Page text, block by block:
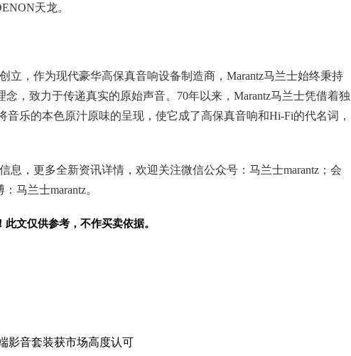
天龙。
立，作为现代豪华高保真音响设备制造商，Marantz马兰士始终秉持
，致力于传递真实的原始声音。70年以来，Marantz马兰士凭借着独
乐的本色原汁原味的呈现，使它成了高保真音响和Hi-Fi的代名词，
息，更多全新资讯详情，欢迎关注微信公众号：马兰士marantz；会
马兰士marantz。
文仅供参考，不作买卖依据。
影音套装获市场高度认可